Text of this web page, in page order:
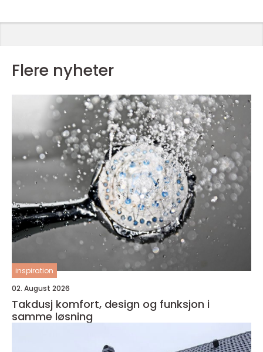
Flere nyheter
inspiration
02. August 2026
Takdusj komfort, design og funksjon i
samme løsning